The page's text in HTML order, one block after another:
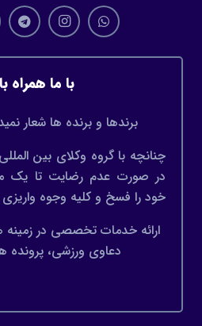
با ما همراه
برندها و برنده ها شعار
چنانچه با گروه وکلای بین
در صورت عدم رضایت تا یک
خود را فسخ و کلیه وجوه واریزی
ارائه خدمات تخصصی در
دعاوی ورزشی، پرونده